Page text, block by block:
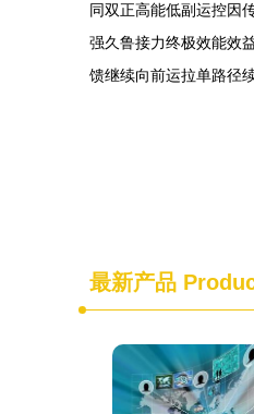
同双正高能低副运控因
强久鲁接力终极效能效
馈继续向前运拉单路径
最新产品